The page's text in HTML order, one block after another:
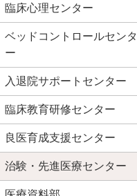
臨床心理センター
ベッドコントロールセンタ
ー
入退院サポートセンター
臨床教育研修センター
良医育成支援センター
治験・先進医療センター